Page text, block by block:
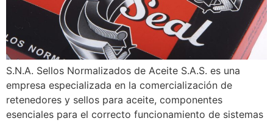
S.N.A. Sellos Normalizados de Aceite S.A.S. es una
empresa especializada en la comercialización de
retenedores y sellos para aceite, componentes
esenciales para el correcto funcionamiento de sistemas